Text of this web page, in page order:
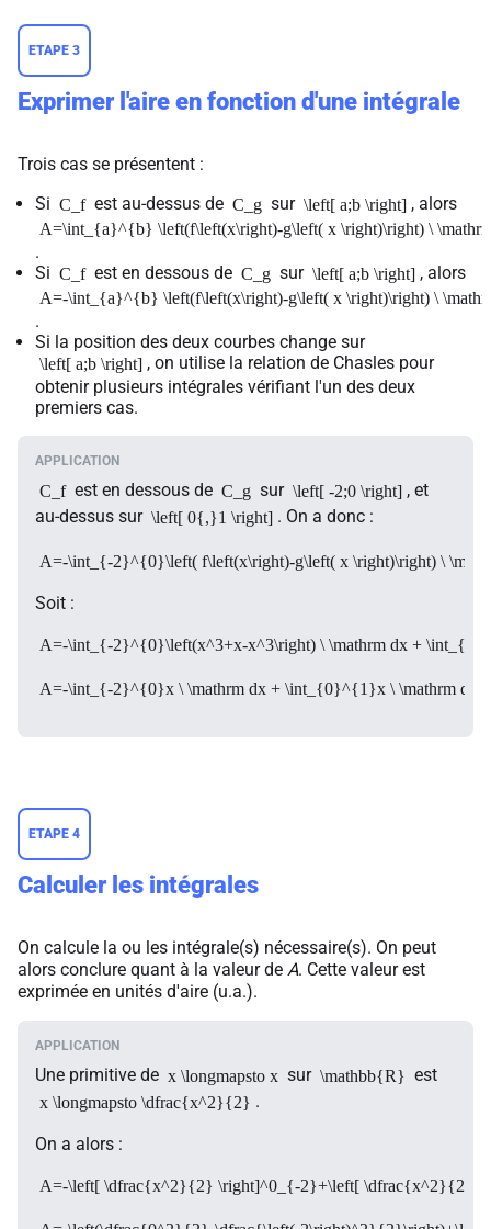
ETAPE 3
Exprimer l'aire en fonction d'une intégrale
Trois cas se présentent :
Si C_f est au-dessus de C_g sur \left[ a;b \right] , alors
A=\int_{a}^{b} \left(f\left(x\right)-g\left( x \right)\right) \
.
Si C_f est en dessous de C_g sur \left[ a;b \right] , alors
A=-\int_{a}^{b} \left(f\left(x\right)-g\left( x \right)\right) \
.
Si la position des deux courbes change sur
\left[ a;b \right] , on utilise la relation de Chasles pour
obtenir plusieurs intégrales vérifiant l'un des deux
premiers cas.
C_f est en dessous de C_g sur \left[ -2;0 \right] , et
au-dessus sur \left[ 0{,}1 \right] . On a donc :
A=-\int_{-2}^{0}\left( f\left(x\right)-g\left( x \right)\right) \
Soit :
A=-\int_{-2}^{0}\left(x^3+x-x^3\right) \ \mathrm dx +
A=-\int_{-2}^{0}x \ \mathrm dx + \int_{0}^{1}x \ \mathrm dx
ETAPE 4
Calculer les intégrales
On calcule la ou les intégrale(s) nécessaire(s). On peut
alors conclure quant à la valeur de A. Cette valeur est
exprimée en unités d'aire (u.a.).
Une primitive de x \longmapsto x sur \mathbb{R} est
x \longmapsto \dfrac{x^2}{2} .
On a alors :
A=-\left[ \dfrac{x^2}{2} \right]^0_{-2}+\left[ \dfrac{x^2}{2}